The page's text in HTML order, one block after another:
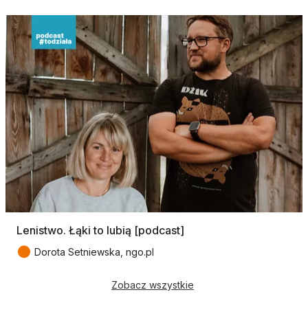
Lenistwo. Łąki to lubią [podcast]
● Dorota Setniewska, ngo.pl
Zobacz wszystkie